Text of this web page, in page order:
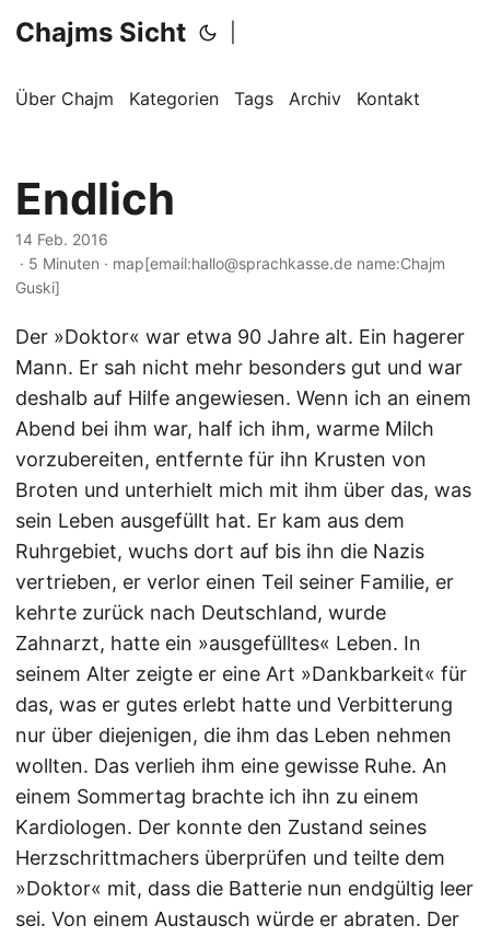
Chajms Sicht
Über Chajm Kategorien Tags Archiv Kontakt
Endlich
14 Feb. 2016
· 5 Minuten · map[email:hallo@sprachkasse.de name:Chajm
Guski]
Der »Doktor« war etwa 90 Jahre alt. Ein hagerer
Mann. Er sah nicht mehr besonders gut und war
deshalb auf Hilfe angewiesen. Wenn ich an einem
Abend bei ihm war, half ich ihm, warme Milch
vorzubereiten, entfernte für ihn Krusten von
Broten und unterhielt mich mit ihm über das, was
sein Leben ausgefüllt hat. Er kam aus dem
Ruhrgebiet, wuchs dort auf bis ihn die Nazis
vertrieben, er verlor einen Teil seiner Familie, er
kehrte zurück nach Deutschland, wurde
Zahnarzt, hatte ein »ausgefülltes« Leben. In
seinem Alter zeigte er eine Art »Dankbarkeit« für
das, was er gutes erlebt hatte und Verbitterung
nur über diejenigen, die ihm das Leben nehmen
wollten. Das verlieh ihm eine gewisse Ruhe. An
einem Sommertag brachte ich ihn zu einem
Kardiologen. Der konnte den Zustand seines
Herzschrittmachers überprüfen und teilte dem
»Doktor« mit, dass die Batterie nun endgültig leer
sei. Von einem Austausch würde er abraten. Der